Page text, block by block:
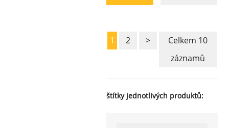
1 2 >
Celkem 10
záznamů
štítky jednotlivých produktů: